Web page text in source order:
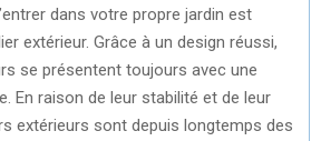
dans votre propre jardin est
extérieur. Grâce à un design réussi,
se présentent toujours avec une
En raison de leur stabilité et de leur
extérieurs sont depuis longtemps des